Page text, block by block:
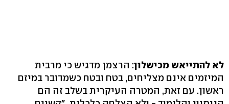
לא להתייאש מכישלון: הרצמן מדגיש כי מרבית
המיזמים אינם מצליחים, בטח ובטח כשמדובר במיזם
ראשון. עם זאת, המטרה העיקרית בשלב זה הם